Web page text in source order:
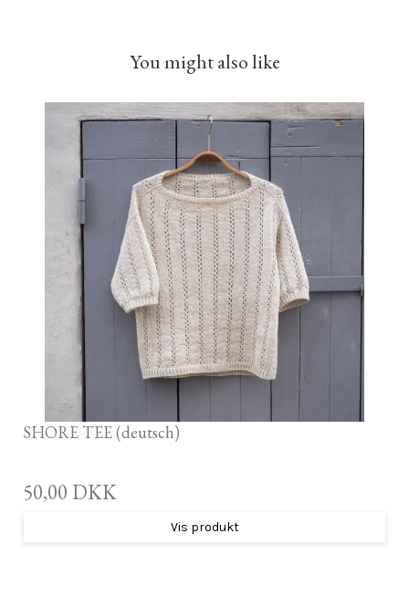
You might also like
SHORE TEE (deutsch)
50,00 DKK
Vis produkt